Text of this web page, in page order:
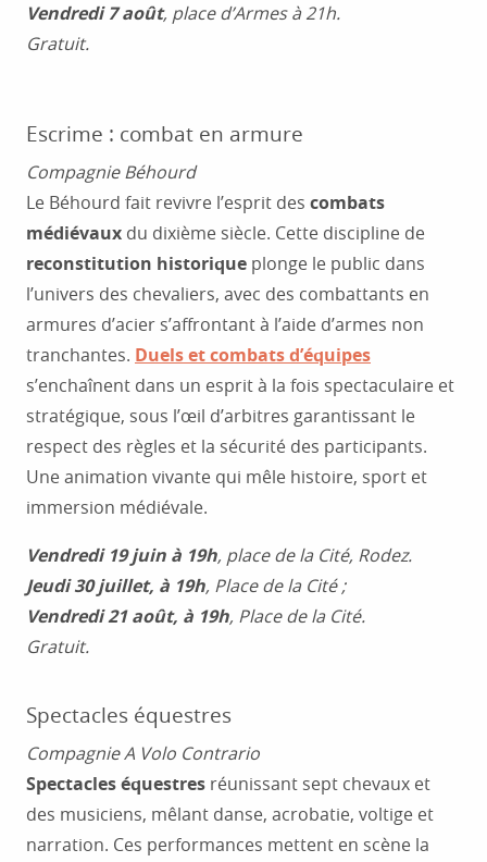
Vendredi 7 août, place d’Armes à 21h.
Gratuit.
Escrime : combat en armure
Compagnie Béhourd
Le Béhourd fait revivre l’esprit des combats
médiévaux du dixième siècle. Cette discipline de
reconstitution historique plonge le public dans
l’univers des chevaliers, avec des combattants en
armures d’acier s’affrontant à l’aide d’armes non
tranchantes. Duels et combats d’équipes
s’enchaînent dans un esprit à la fois spectaculaire et
stratégique, sous l’œil d’arbitres garantissant le
respect des règles et la sécurité des participants.
Une animation vivante qui mêle histoire, sport et
immersion médiévale.
Vendredi 19 juin à 19h, place de la Cité, Rodez.
Jeudi 30 juillet, à 19h, Place de la Cité ;
Vendredi 21 août, à 19h, Place de la Cité.
Gratuit.
Spectacles équestres
Compagnie A Volo Contrario
Spectacles équestres réunissant sept chevaux et
des musiciens, mêlant danse, acrobatie, voltige et
narration. Ces performances mettent en scène la